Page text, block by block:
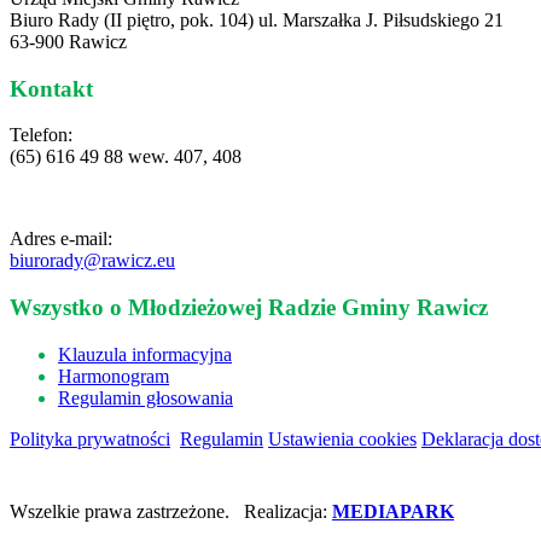
Biuro Rady (II piętro, pok. 104) ul. Marszałka J. Piłsudskiego 21
63-900 Rawicz
Kontakt
Telefon:
(65) 616 49 88 wew. 407, 408
Adres e-mail:
biurorady@rawicz.eu
Wszystko o Młodzieżowej Radzie Gminy Rawicz
Klauzula informacyjna
Harmonogram
Regulamin głosowania
Polityka prywatności Regulamin Ustawienia cookies Deklaracja
Wszelkie prawa zastrzeżone. Realizacja: MEDIAPARK